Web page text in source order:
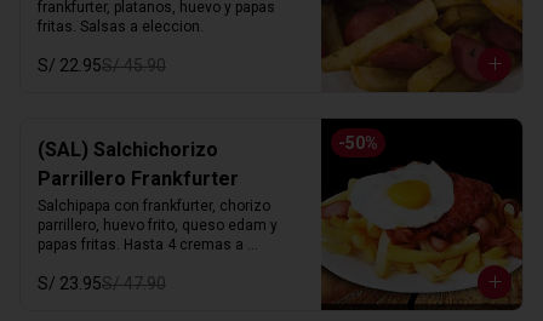
frankfurter, platanos, huevo y papas
fritas. Salsas a eleccion.
S/ 22.95S/ 45.90
-50%
(SAL) Salchichorizo
Parrillero Frankfurter
Salchipapa con frankfurter, chorizo
parrillero, huevo frito, queso edam y
papas fritas. Hasta 4 cremas a
S/ 23.95S/ 47.90